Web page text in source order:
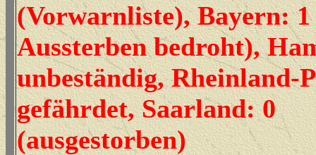
(Vorwarnliste), Bayern:
Aussterben bedroht),
unbeständig, Rheinland-
gefährdet, Saarland: 0
(ausgestorben)